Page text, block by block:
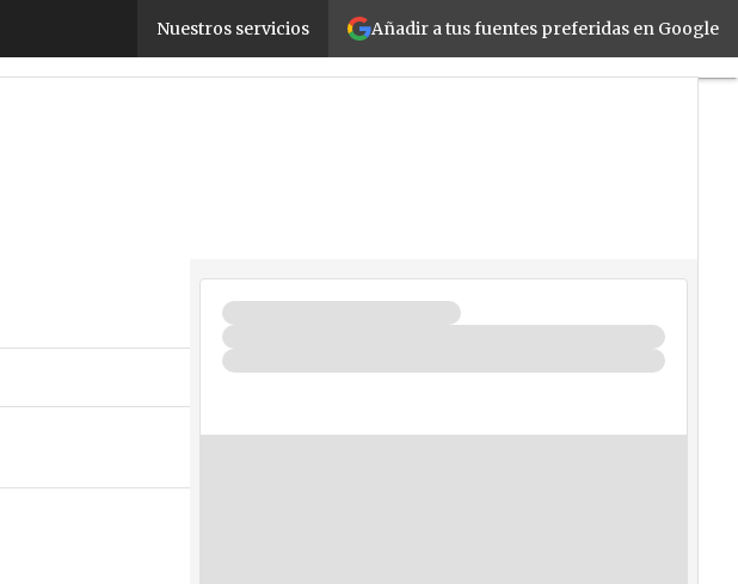
Añadir a tus fuentes preferidas en Google
Nuestros servicios
CloudMovilidadNegocios
Seguridad